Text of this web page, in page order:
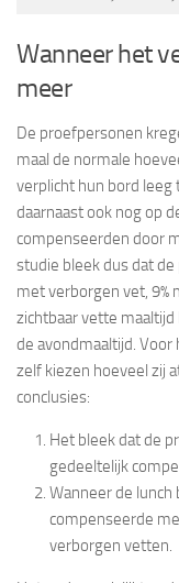
Wanneer het
meer
De proefpersonen
maal de normale
verplicht hun bord leeg
daarnaast ook nog op
compenseerden door
studie bleek dus dat
met verborgen vet, 9%
zichtbaar vette
de avondmaaltijd.
zelf kiezen hoeveel zij
conclusies:
Het bleek dat de
gedeeltelijk
Wanneer de
compenseerde
verborgen vetten.